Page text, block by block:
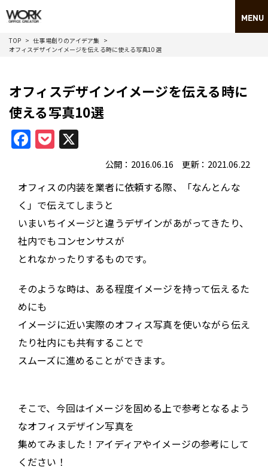
TOP
仕事場創りのアイデア集
オフィスデザインイメージを伝える時に使える写真10選
オフィスデザインイメージを伝える時に
使える写真10選
Facebook
Pocket
公開：2016.06.16 更新：2021.06.22
オフィスの内装を業者に依頼する際、「なんとんな
く」で伝えてしまうと
いまいちイメージと違うデザインがあがってきたり、
社内でもコンセンサスが
とれなかったりするものです。
そのような時は、ある程度イメージを持って伝えるた
めにも
イメージに近い実際のオフィス写真を使いながら伝え
たり社内にも共有することで
スムーズに進めることができます。
そこで、今回はイメージを固める上で参考となるよう
なオフィスデザイン写真を
集めてみました！アイディアやイメージの参考にして
ください！